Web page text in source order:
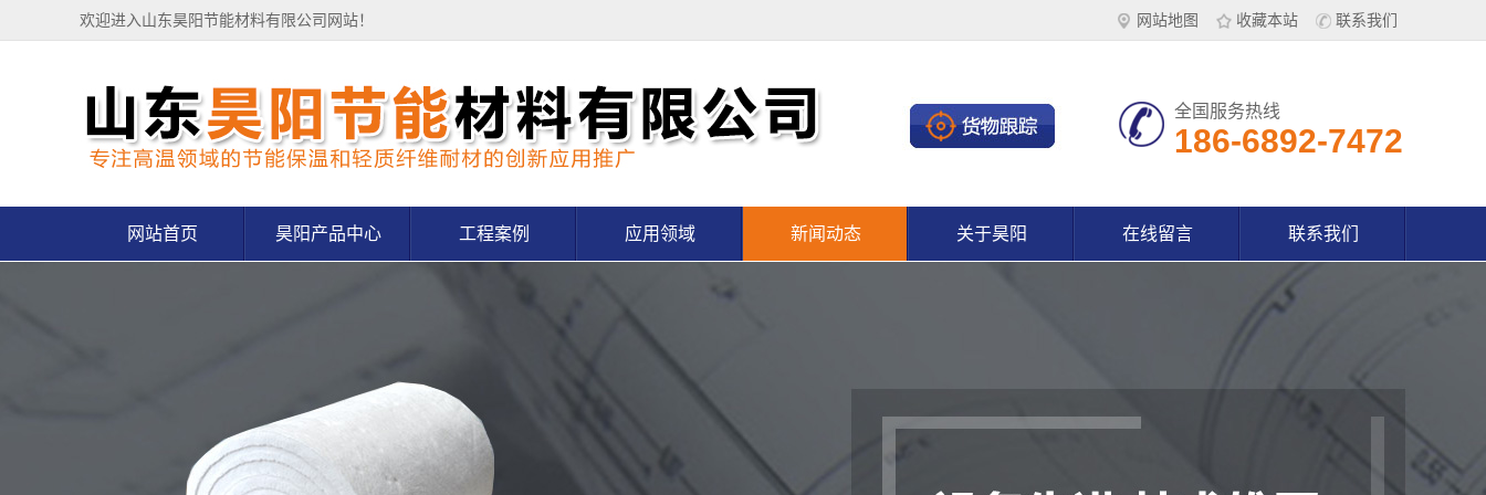
欢迎进入山东昊阳节能材料有限公司网站！ 网站地图 收藏本站 联系我们
全国服务热线
186-6892-7472
网站首页 昊阳产品中心 工程案例 应用领域 新闻动态 关于昊阳 在线留言 联系我们